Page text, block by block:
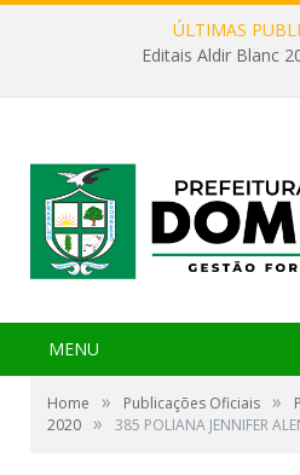
ÚLTIMAS
Editais Aldir Blanc
MENU
Home » Publicações Oficiais »
2020 » 385 POLIANA JENNIFER